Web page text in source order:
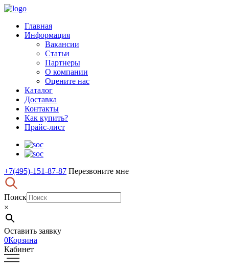
Главная
Информация
Вакансии
Статьи
Партнеры
О компании
Оцените нас
Каталог
Доставка
Контакты
Как купить?
Прайс-лист
+7(495)-151-87-87 Перезвоните мне
Поиск
×
Оставить заявку
0Корзина
Кабинет